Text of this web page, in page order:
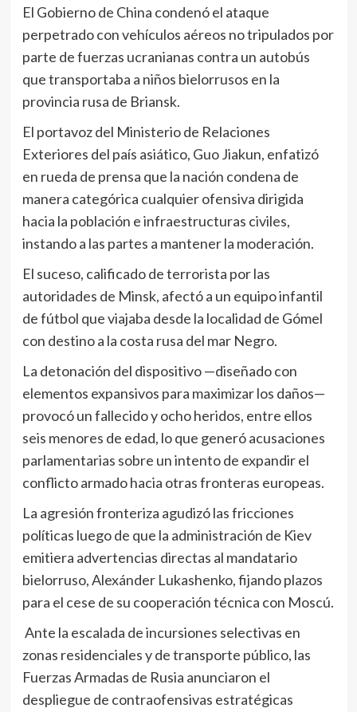
El Gobierno de China condenó el ataque
perpetrado con vehículos aéreos no tripulados por
parte de fuerzas ucranianas contra un autobús
que transportaba a niños bielorrusos en la
provincia rusa de Briansk.
El portavoz del Ministerio de Relaciones
Exteriores del país asiático, Guo Jiakun, enfatizó
en rueda de prensa que la nación condena de
manera categórica cualquier ofensiva dirigida
hacia la población e infraestructuras civiles,
instando a las partes a mantener la moderación.
El suceso, calificado de terrorista por las
autoridades de Minsk, afectó a un equipo infantil
de fútbol que viajaba desde la localidad de Gómel
con destino a la costa rusa del mar Negro.
La detonación del dispositivo —diseñado con
elementos expansivos para maximizar los daños—
provocó un fallecido y ocho heridos, entre ellos
seis menores de edad, lo que generó acusaciones
parlamentarias sobre un intento de expandir el
conflicto armado hacia otras fronteras europeas.
La agresión fronteriza agudizó las fricciones
políticas luego de que la administración de Kiev
emitiera advertencias directas al mandatario
bielorruso, Alexánder Lukashenko, fijando plazos
para el cese de su cooperación técnica con Moscú.
Ante la escalada de incursiones selectivas en
zonas residenciales y de transporte público, las
Fuerzas Armadas de Rusia anunciaron el
despliegue de contraofensivas estratégicas